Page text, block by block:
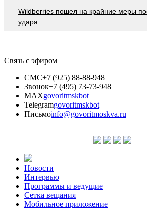
Wildberries пошел на крайние меры
удара
Связь с эфиром
СМС+7 (925) 88-88-948
Звонок+7 (495) 73-73-948
MAXgovoritmskbot
Telegramgovoritmskbot
Письмоinfo@govoritmoskva.ru
Новости
Интервью
Программы и ведущие
Сетка вещания
Мобильное приложение